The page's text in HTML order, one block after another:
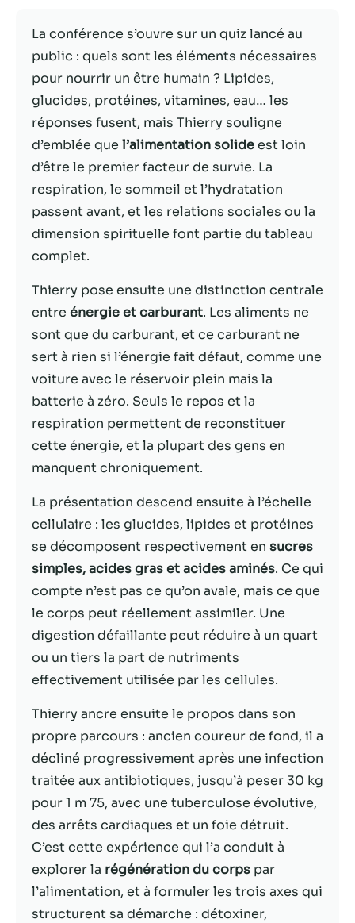
La conférence s’ouvre sur un quiz lancé au
public : quels sont les éléments nécessaires
pour nourrir un être humain ? Lipides,
glucides, protéines, vitamines, eau… les
réponses fusent, mais Thierry souligne
d’emblée que l’alimentation solideest loin
d’être le premier facteur de survie. La
respiration, le sommeil et l’hydratation
passent avant, et les relations sociales ou la
dimension spirituelle font partie du tableau
complet.
Thierry pose ensuite une distinction centrale
entre énergie et carburant. Les aliments ne
sont que du carburant, et ce carburant ne
sert à rien si l’énergie fait défaut, comme une
voiture avec le réservoir plein mais la
batterie à zéro. Seuls le repos et la
respiration permettent de reconstituer
cette énergie, et la plupart des gens en
manquent chroniquement.
La présentation descend ensuite à l’échelle
cellulaire : les glucides, lipides et protéines
se décomposent respectivement en sucres
simples, acides gras et acides aminés. Ce qui
compte n’est pas ce qu’on avale, mais ce que
le corps peut réellement assimiler. Une
digestion défaillante peut réduire à un quart
ou un tiers la part de nutriments
effectivement utilisée par les cellules.
Thierry ancre ensuite le propos dans son
propre parcours : ancien coureur de fond, il a
décliné progressivement après une infection
traitée aux antibiotiques, jusqu’à peser 30 kg
pour 1 m 75, avec une tuberculose évolutive,
des arrêts cardiaques et un foie détruit.
C’est cette expérience qui l’a conduit à
explorer la régénération du corps par
l’alimentation, et à formuler les trois axes qui
structurent sa démarche : détoxiner,
Nécessaire
Ces cookies ne
sont pas
facultatifs. Ils
nécessaires au
fonctionnement
du site Web.
puissions
améliorer la
fonctionnalité
du site Web,
en fonction
de la façon
Web est
utilisé.
Experience
Afin que notre
site Web
fonctionne
aussi bien que
possible lors
de votre visite.
Si vous refusez
ces cookies,
certaines
disparaîtront
Marketing
En partageant
votre intérêt et
votre
comportement
lorsque vous
site, vous
augmentez les
chances de